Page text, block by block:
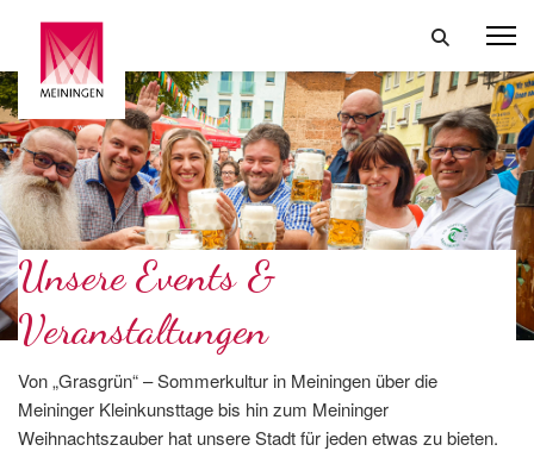
Unsere Events &
Veranstaltungen
Von „Grasgrün“ – Sommerkultur in Meiningen über die
Meininger Kleinkunsttage bis hin zum Meininger
Weihnachtszauber hat unsere Stadt für jeden etwas zu bieten.